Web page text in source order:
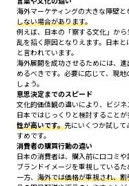
海外マーケティングの大きな障壁と
しない場合があります。
例えば、日本の「察する文化」か
乱を招く原因となりえます。日本
と言われています。
海外展開を成功させるためには、
めるべきです。必要に応じて、現
しょう。
意思決定までのスピード
文化的価値観の違いにより、ビジネ
日本ではじっくりと検討することが
性が高いです。先にいくつか試して
すめです。
消費者の購買行動の違い
日本の消費者は、購入前に口コミ
ブランドイメージを重視しているた
一方、 海外では価格が重視され、